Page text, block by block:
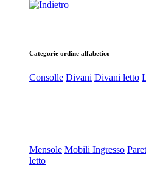
Categorie ordine alfabetico
Consolle Divani Divani letto
Mensole Mobili Ingresso
letto